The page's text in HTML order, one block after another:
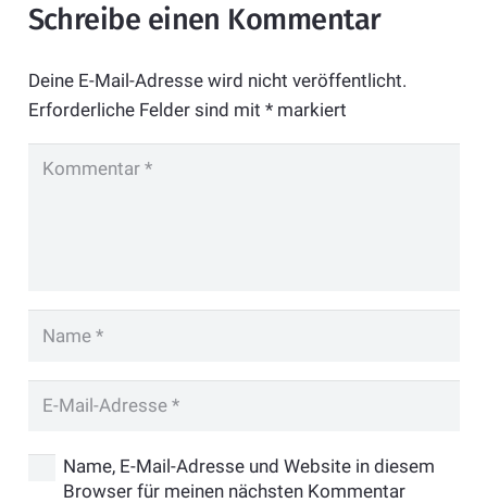
Schreibe einen Kommentar
Deine E-Mail-Adresse wird nicht veröffentlicht.
Erforderliche Felder sind mit *markiert
Name, E-Mail-Adresse und Website in diesem
Browser für meinen nächsten Kommentar